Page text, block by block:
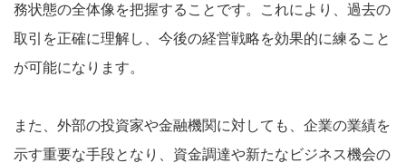
務状態の全体像を把握することです。これにより、過去の
取引を正確に理解し、今後の経営戦略を効果的に練ること
が可能になります。
また、外部の投資家や金融機関に対しても、企業の業績を
示す重要な手段となり、資金調達や新たなビジネス機会の